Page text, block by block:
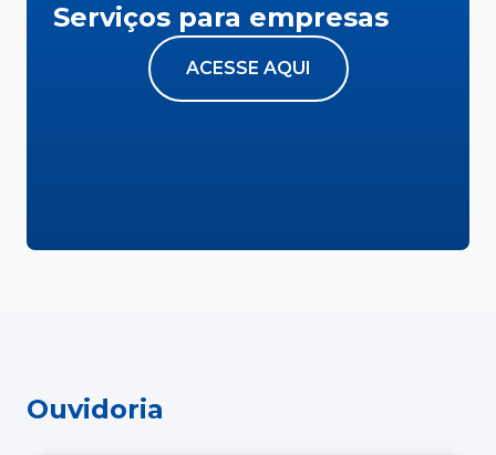
Serviços para empresas
ACESSE AQUI
Ouvidoria